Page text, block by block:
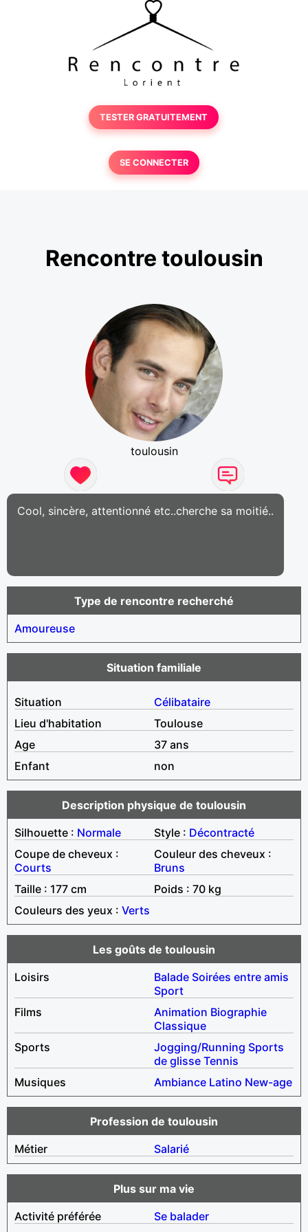
TESTER GRATUITEMENT
SE CONNECTER
Rencontre toulousin
toulousin
Cool, sincère, attentionné etc..cherche sa moitié..
Type de rencontre recherché
Amoureuse
Situation familiale
Situation
Célibataire
Lieu d'habitation
Toulouse
Age
37 ans
Enfant
non
Description physique de toulousin
Silhouette : Normale Style : Décontracté
Coupe de cheveux :
Courts
Couleur des cheveux :
Bruns
Taille : 177 cm
Poids : 70 kg
Couleurs des yeux : Verts
Les goûts de toulousin
Loisirs
Balade Soirées entre amis
Sport
Films
Animation Biographie
Classique
Sports
Jogging/Running Sports
de glisse Tennis
Musiques
Ambiance Latino New-age
Profession de toulousin
Métier
Salarié
Plus sur ma vie
Activité préférée
Se balader